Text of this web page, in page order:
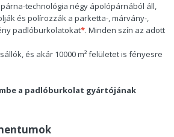
technológia négy ápolópárnából áll,
és polírozzák a parketta-, márvány-,
padlóburkolatokat*. Minden szín az adott
és akár 10000 m² felületet is fényesre
a padlóburkolat gyártójának